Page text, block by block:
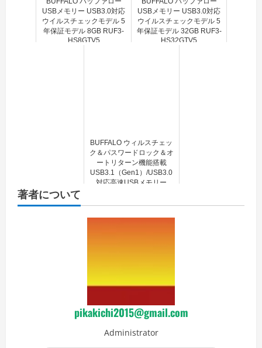
USBメモリー USB3.0対応
ウイルスチェックモデル 5
年保証モデル 8GB RUF3-
HS8GTV5
USBメモリー USB3.0対応
ウイルスチェックモデル 5
年保証モデル 32GB RUF3-
HS32GTV5
BUFFALO ウィルスチェッ
ク＆パスワードロック＆オ
ートリターン機能搭載
USB3.1（Gen1）/USB3.0
対応高速USBメモリー
著者について
pikakichi2015@gmail.com
Administrator